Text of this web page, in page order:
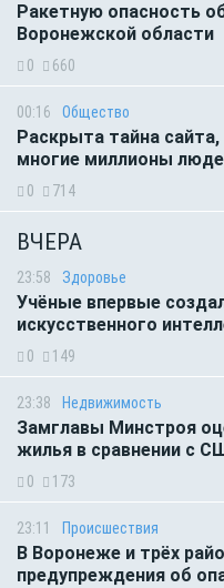
Ракетную опасность
Воронежской области
0 660
00:16 Общество
Раскрыта тайна
многие миллионы
0 714
ВЧЕРА
23:58 Здоровье
Учёные впервые
искусственного
0 149
23:38 Недвижимость
Замглавы Минстроя
жилья в сравнении с
0 173
23:11 Происшествия
В Воронеже и трёх
предупреждения об